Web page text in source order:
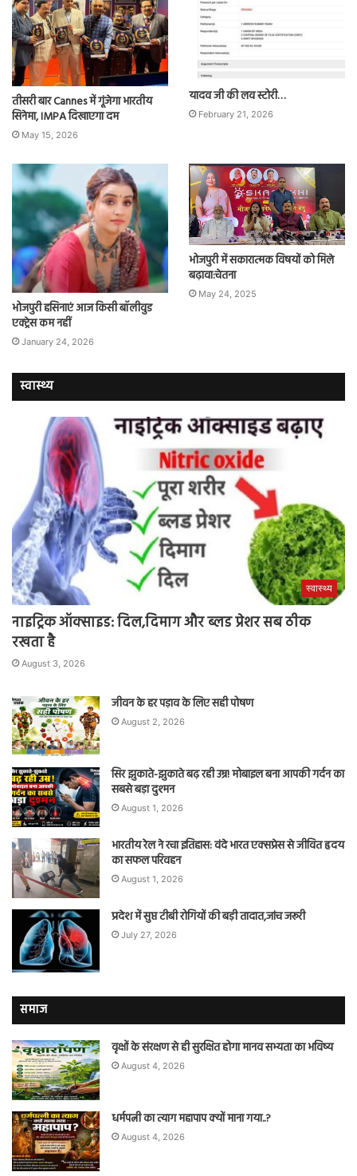
तीसरी बार Cannes में गूंजेगा भारतीय
सिनेमा, IMPA दिखाएगा दम
May 15, 2026
यादव जी की लव स्टोरी…
February 21, 2026
भोजपुरी हसिनाएं आज किसी बॉलीवुड
एक्ट्रेस कम नहीं
January 24, 2026
भोजपुरी में सकारात्मक विषयों को मिले
बढ़ावा:चेतना
May 24, 2025
स्वास्थ्य
स्वास्थ्य
नाइट्रिक ऑक्साइड: दिल,दिमाग और ब्लड प्रेशर सब ठीक
रखता है
August 3, 2026
जीवन के हर पड़ाव के लिए सही पोषण
August 2, 2026
सिर झुकाते-झुकाते बढ़ रही उम्र! मोबाइल बना आपकी गर्दन का
सबसे बड़ा दुश्मन
August 1, 2026
भारतीय रेल ने रचा इतिहास: वंदे भारत एक्सप्रेस से जीवित हृदय
का सफल परिवहन
August 1, 2026
प्रदेश में सुप्त टीबी रोगियों की बड़ी तादात,जांच जरूरी
July 27, 2026
समाज
वृक्षों के संरक्षण से ही सुरक्षित होगा मानव सभ्यता का भविष्य
August 4, 2026
धर्मपत्नी का त्याग महापाप क्यों माना गया..?
August 4, 2026